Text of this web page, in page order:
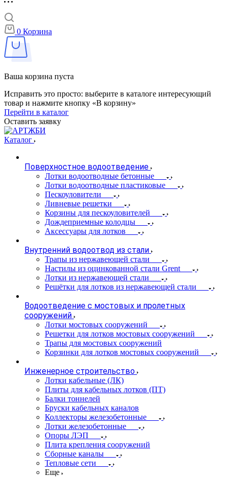
0 Корзина
Ваша корзина пуста
Исправить это просто: выберите в каталоге интересующий
товар и нажмите кнопку «В корзину»
Перейти в каталог
Оставить заявку
Каталог
Поверхностное водоотведение
Лотки водоотводные бетонные
Лотки водоотводные пластиковые
Пескоуловители
Ливневые решетки
Корзины для пескоуловителей
Дождеприемные колодцы
Аксессуары для лотков
Внутренний водоотвод из стали
Трапы из нержавеющей стали
Настилы из оцинкованной стали Grent
Лотки из нержавеющей стали
Решётки для лотков из нержавеющей стали
Водоотведение с мостовых и пролетных
сооружений
Лотки мостовых сооружений
Решетки для лотков мостовых сооружений
Трапы для мостовых сооружений
Корзинки для лотков мостовых сооружений
Инженерное строительство
Лотки кабельные (ЛК)
Плиты для кабельных лотков (ПТ)
Балки тоннелей
Бруски кабельных каналов
Коллекторы железобетонные
Лотки железобетонные
Опоры ЛЭП
Плита крепления сооружений
Сборные каналы
Тепловые сети
Еще